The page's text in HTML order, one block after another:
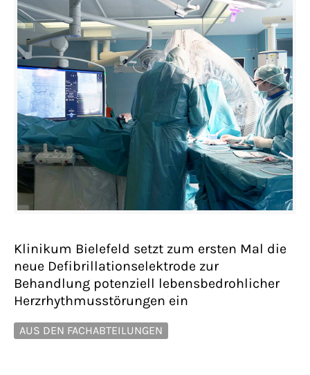
Klinikum Bielefeld setzt zum ersten Mal die
neue Defibrillationselektrode zur
Behandlung potenziell lebensbedrohlicher
Herzrhythmusstörungen ein
AUS DEN FACHABTEILUNGEN